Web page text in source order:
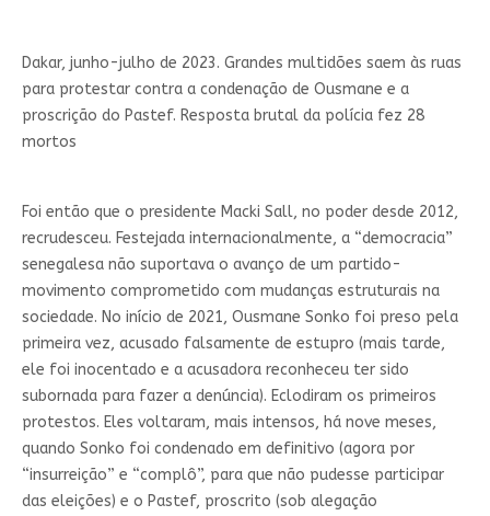
Dakar, junho-julho de 2023. Grandes multidões saem às ruas
para protestar contra a condenação de Ousmane e a
proscrição do Pastef. Resposta brutal da polícia fez 28
mortos
Foi então que o presidente Macki Sall, no poder desde 2012,
recrudesceu. Festejada internacionalmente, a “democracia”
senegalesa não suportava o avanço de um partido-
movimento comprometido com mudanças estruturais na
sociedade. No início de 2021, Ousmane Sonko foi preso pela
primeira vez, acusado falsamente de estupro (mais tarde,
ele foi inocentado e a acusadora reconheceu ter sido
subornada para fazer a denúncia). Eclodiram os primeiros
protestos. Eles voltaram, mais intensos, há nove meses,
quando Sonko foi condenado em definitivo (agora por
“insurreição” e “complô”, para que não pudesse participar
das eleições) e o Pastef, proscrito (sob alegação